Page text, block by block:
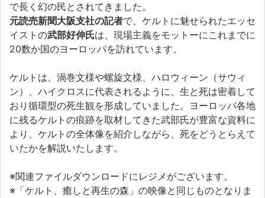
で長く幻の民とされてきました。
元読売新聞大阪支社の記者で、ケルトに魅せられたエッセ
イストの武部好伸氏は、現場主義をモットーにこれまでに
20数か国のヨーロッパを訪れています。
ケルトは、渦巻文様や螺旋文様、ハロウィーン（サウィ
ン）、ハイクロスに代表されるように、生と死は密着して
おり循環型の死生観を形成していました。ヨーロッパ各地
に残るケルトの痕跡を取材してきた武部氏が豊富な資料に
より、ケルトの全体像を紹介しながら、死をどうとらえて
いたかを解説いたします。
※関連ファイルダウンロードにレジメがございます。
※「ケルト、癒しと再生の森」の映像と同じものとなりま